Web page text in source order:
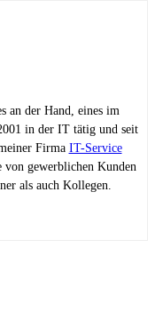
an der Hand, eines im
in der IT tätig und seit
Firma IT-Service
gewerblichen Kunden
als auch Kollegen.